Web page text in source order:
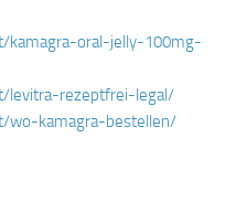
kamagra-oral-jelly-100mg-
levitra-rezeptfrei-legal/
wo-kamagra-bestellen/